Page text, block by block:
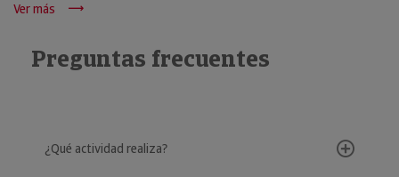
Ver más
Preguntas frecuentes
¿Qué actividad realiza?